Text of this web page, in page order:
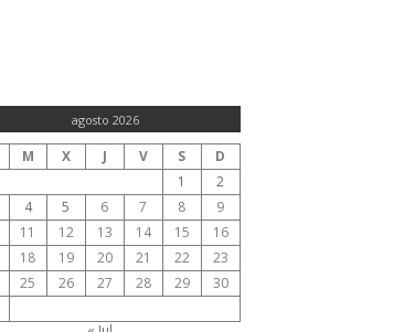
agosto 2026
M X J V S
D
1
2
4 5 6 7 8
9
11 12 13 14 15
16
18 19 20 21 22
23
25 26 27 28 29
30